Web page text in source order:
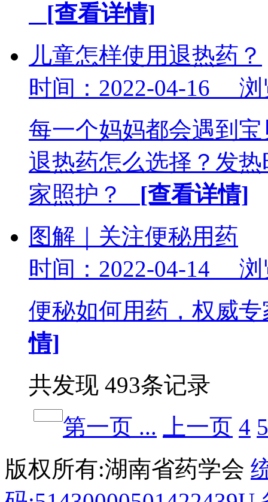
[查看详情]
儿童怎样使用退热药？
时间：2022-04-16 浏
每一个妈妈都会遇到
退热药怎么选择？发
家照护？ [查看详情]
图解｜关注便秘用药
时间：2022-04-14 浏
便秘如何用药，权威
情]
共发现 493条记录
第一页 ...
上一页 4 5
版权所有:湖南省药学会